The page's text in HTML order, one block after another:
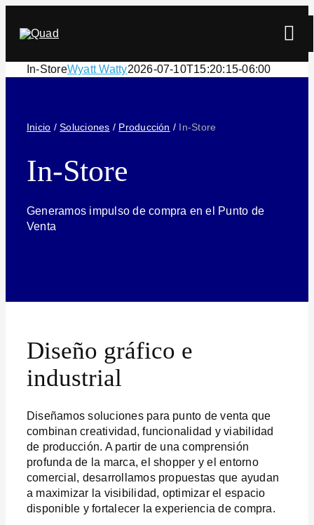
content
In-StoreWyatt Watty2026-07-10T15:20:15-06:00
Inicio /Soluciones / Producción / In-Store
In-Store
Generamos impulso de compra en el Punto de
Venta
Diseño gráfico e
industrial
Diseñamos soluciones para punto de venta que
combinan creatividad, funcionalidad y viabilidad
de producción. A partir de una comprensión
profunda de la marca, el shopper y el entorno
comercial, desarrollamos propuestas que ayudan
a maximizar la visibilidad, optimizar el espacio
disponible y fortalecer la experiencia de compra.